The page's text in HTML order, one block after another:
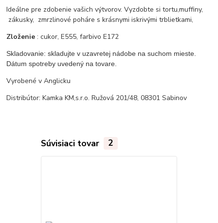
Ideálne pre zdobenie vašich výtvorov. Vyzdobte si tortu,muffiny,
zákusky, zmrzlinové poháre s krásnymi iskrivými trblietkami,
Zloženie : cukor, E555, farbivo E172
Skladovanie: skladujte v uzavretej nádobe na suchom mieste.
Dátum spotreby uvedený na tovare.
Vyrobené v Anglicku
Distribútor: Kamka KM,s.r.o. Ružová 201/48, 08301 Sabinov
Súvisiaci tovar 2